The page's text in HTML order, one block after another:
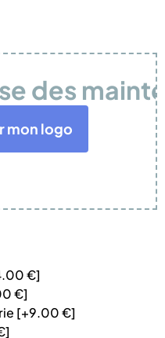
des
mon logo
€]
€]
[+9.00 €]